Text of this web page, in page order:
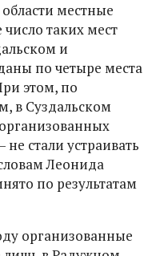
местные
таких мест
и
по четыре места
этом, по
в Суздальском
стали устраивать
Леонида
по результатам
организованные